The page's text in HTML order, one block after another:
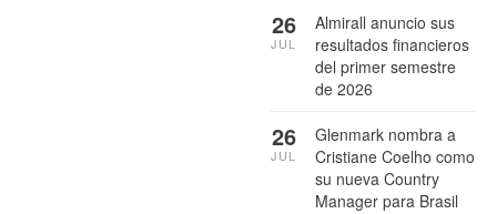
Almirall anuncio sus
resultados financieros
del primer semestre
de 2026
26
JUL
Glenmark nombra a
Cristiane Coelho como
su nueva Country
Manager para Brasil
26
JUL